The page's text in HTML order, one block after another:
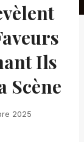
Ils
Scène
2025